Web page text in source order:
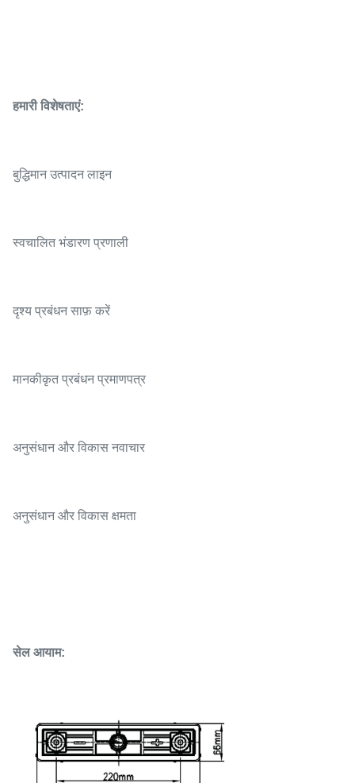
हमारी विशेषताएं:
बुद्धिमान उत्पादन लाइन
स्वचालित भंडारण प्रणाली
दृश्य प्रबंधन साफ़ करें
मानकीकृत प्रबंधन प्रमाणपत्र
अनुसंधान और विकास नवाचार
अनुसंधान और विकास क्षमता
सेल आयाम: